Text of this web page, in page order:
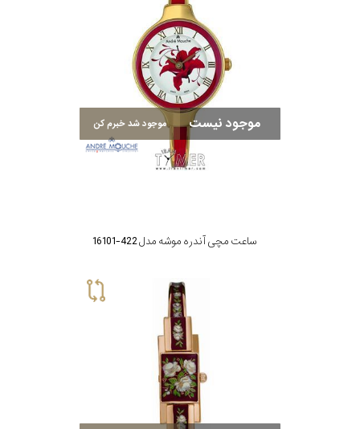
موجود نیست موجود شد خبرم کن
ساعت مچی آندره موشه مدل 422-16101